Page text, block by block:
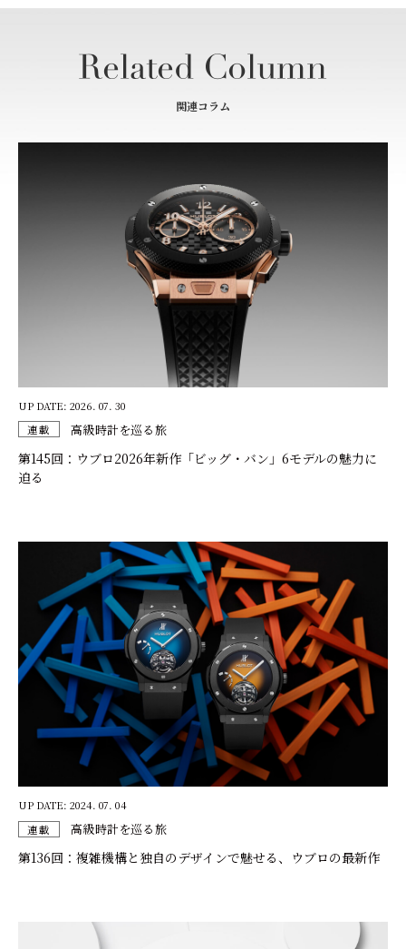
関連コラム
UP DATE: 2026. 07. 30
連載
高級時計を巡る旅
第145回：ウブロ2026年新作「ビッグ・バン」6モデルの魅力に
迫る
UP DATE: 2024. 07. 04
連載
高級時計を巡る旅
第136回：複雑機構と独自のデザインで魅せる、ウブロの最新作